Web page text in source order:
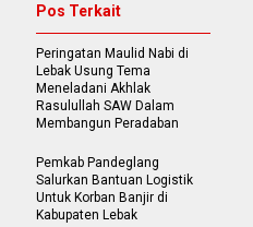
Pos Terkait
Peringatan Maulid Nabi di
Lebak Usung Tema
Meneladani Akhlak
Rasulullah SAW Dalam
Membangun Peradaban
Pemkab Pandeglang
Salurkan Bantuan Logistik
Untuk Korban Banjir di
Kabupaten Lebak